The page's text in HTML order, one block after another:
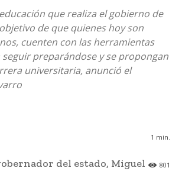
que realiza el gobierno de
de que quienes hoy son
cuenten con las herramientas
seguir preparándose y se propongan
universitaria, anunció el
1 min.
801
del estado, Miguel